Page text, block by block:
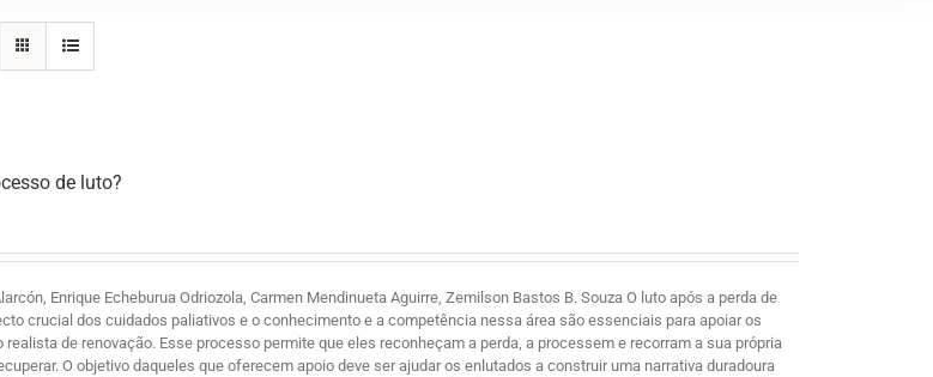
de luto?
Enrique Echeburua Odriozola, Carmen Mendinueta Aguirre, Zemilson Bastos B. Souza O luto após a perda de
crucial dos cuidados paliativos e o conhecimento e a competência nessa área são essenciais para apoiar os
de renovação. Esse processo permite que eles reconheçam a perda, a processem e recorram a sua própria
O objetivo daqueles que oferecem apoio deve ser ajudar os enlutados a construir uma narrativa duradoura